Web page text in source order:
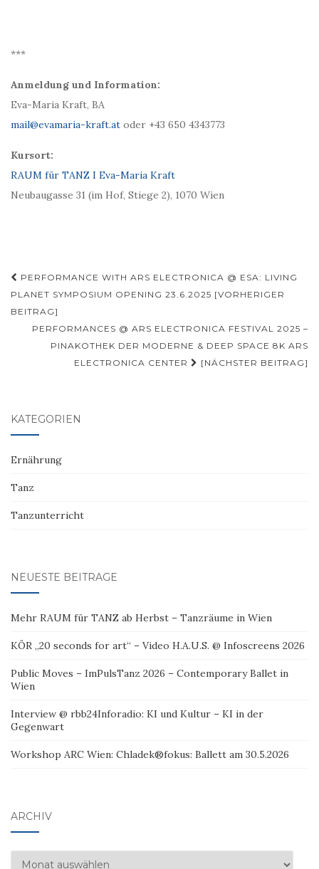
***
Anmeldung und Information:
Eva-Maria Kraft, BA
mail@evamaria-kraft.at oder +43 650 4343773
Kursort:
RAUM für TANZ I Eva-Maria Kraft
Neubaugasse 31 (im Hof, Stiege 2), 1070 Wien
Beitragsnavigation
PERFORMANCE WITH ARS ELECTRONICA @ ESA: LIVING
PLANET SYMPOSIUM OPENING 23.6.2025 [VORHERIGER
BEITRAG]
PERFORMANCES @ ARS ELECTRONICA FESTIVAL 2025 –
PINAKOTHEK DER MODERNE & DEEP SPACE 8K ARS
ELECTRONICA CENTER
[NÄCHSTER BEITRAG]
KATEGORIEN
Ernährung
Tanz
Tanzunterricht
NEUESTE BEITRÄGE
Mehr RAUM für TANZ ab Herbst – Tanzräume in Wien
KÖR „20 seconds for art“ – Video H.A.U.S. @ Infoscreens 2026
Public Moves – ImPulsTanz 2026 – Contemporary Ballet in
Wien
Interview @ rbb24Inforadio: KI und Kultur – KI in der
Gegenwart
Workshop ARC Wien: Chladek®fokus: Ballett am 30.5.2026
ARCHIV
Archiv